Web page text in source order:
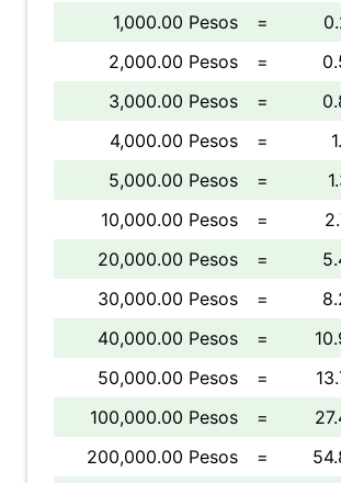
1,000.00 Pesos =
2,000.00 Pesos
=
3,000.00 Pesos
=
4,000.00 Pesos
=
5,000.00 Pesos
=
10,000.00 Pesos
=
20,000.00 Pesos
=
30,000.00 Pesos
=
40,000.00 Pesos
=
50,000.00 Pesos
=
100,000.00 Pesos
=
200,000.00 Pesos
=